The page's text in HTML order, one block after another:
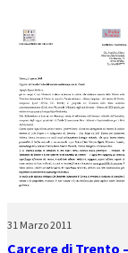
31 Marzo 2011
Carcere di Trento